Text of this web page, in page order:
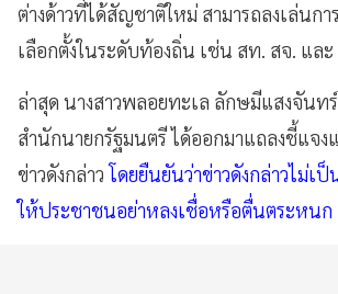
ต่างด้าวที่ได้สัญชาติใหม่ สามารถลงเล่นกา
เลือกตั้งในระดับท้องถิ่น เช่น สท. สจ. แล
ล่าสุด นางสาวพลอยทะเล ลักษมีแสงจันท
สำนักนายกรัฐมนตรี ได้ออกมาแถลงชี้แจ
ข่าวดังกล่าวโดยยืนยันว่าข่าวดังกล่าวไม่เป็
ให้ประชาชนอย่าหลงเชื่อหรือตื่นตระหนก